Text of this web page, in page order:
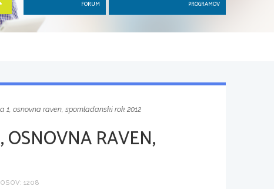
FORUM
PROGRAMOV
1, osnovna raven, spomladanski rok 2012
RAVEN,
1208